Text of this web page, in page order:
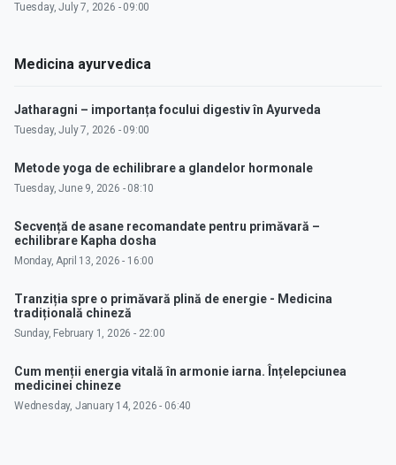
Tuesday, July 7, 2026 - 09:00
Medicina ayurvedica
Jatharagni – importanța focului digestiv în Ayurveda
Tuesday, July 7, 2026 - 09:00
Metode yoga de echilibrare a glandelor hormonale
Tuesday, June 9, 2026 - 08:10
Secvență de asane recomandate pentru primăvară –
echilibrare Kapha dosha
Monday, April 13, 2026 - 16:00
Tranziția spre o primăvară plină de energie - Medicina
tradițională chineză
Sunday, February 1, 2026 - 22:00
Cum menții energia vitală în armonie iarna. Înțelepciunea
medicinei chineze
Wednesday, January 14, 2026 - 06:40